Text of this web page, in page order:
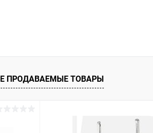
ПРОДАВАЕМЫЕ ТОВАРЫ